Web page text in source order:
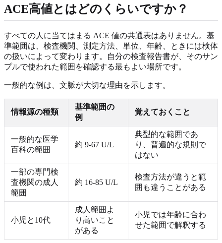
ACE高値とはどのくらいですか？
すべての人に当てはまる ACE 値の共通表はありません。基
準範囲は、検査機関、測定方法、単位、年齢、ときには検体
の扱いによって変わります。自分の検査報告書が、そのサン
プルで使われた範囲を確認する最もよい場所です。
一般的な例は、文脈が大切な理由を示します。
情報源の種類
基準範囲の
例
覚えておくこと
一般的な医学
百科の範囲
約 9-67 U/L
典型的な範囲であ
り、普遍的な規則で
はない
一部の専門検
査機関の成人
範囲
約 16-85 U/L
検査方法が違うと範
囲も違うことがある
小児と10代
成人範囲よ
り高いこと
がある
小児では年齢に合わ
せた範囲で解釈する